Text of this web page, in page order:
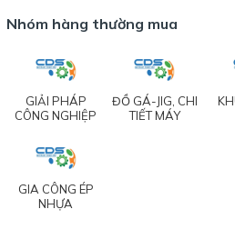
Nhóm hàng thường mua
GIẢI PHÁP
CÔNG NGHIỆP
ĐỒ GÁ-JIG, CHI
TIẾT MÁY
GIA CÔNG ÉP
NHỰA